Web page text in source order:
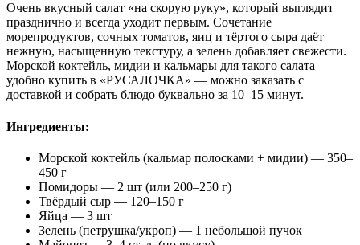
Очень вкусный салат «на скорую руку», который выглядит
празднично и всегда уходит первым. Сочетание
морепродуктов, сочных томатов, яиц и тёртого сыра даёт
нежную, насыщенную текстуру, а зелень добавляет свежести.
Морской коктейль, мидии и кальмары для такого салата
удобно купить в «РУСАЛОЧКА» — можно заказать с
доставкой и собрать блюдо буквально за 10–15 минут.
Ингредиенты:
Морской коктейль (кальмар полосками + мидии) — 350–
450 г
Помидоры — 2 шт (или 200–250 г)
Твёрдый сыр — 120–150 г
Яйца — 3 шт
Зелень (петрушка/укроп) — 1 небольшой пучок